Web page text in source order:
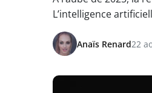
L’intelligence
Anaïs Renard22